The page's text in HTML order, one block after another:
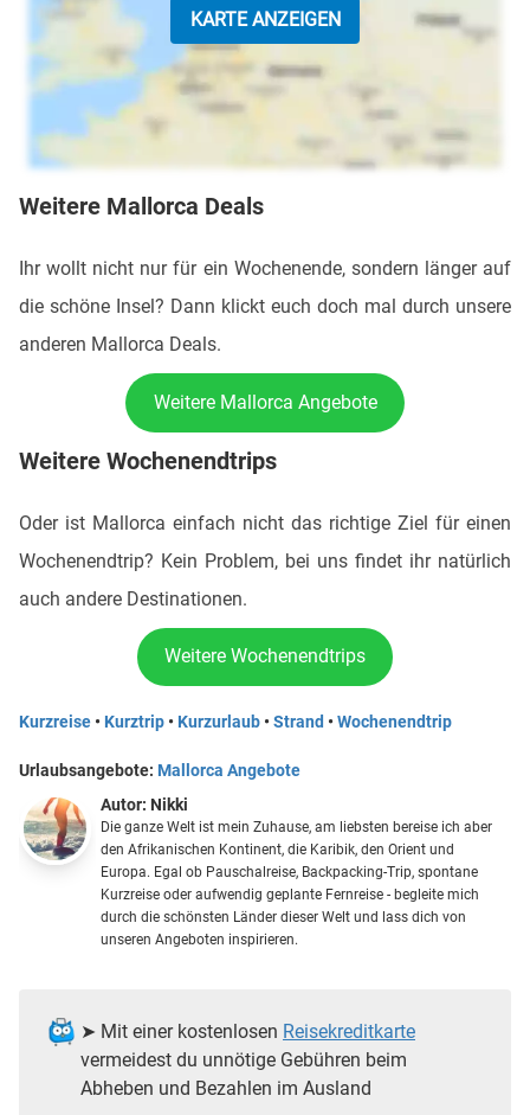
KARTE ANZEIGEN
Weitere Mallorca Deals
Ihr wollt nicht nur für ein Wochenende, sondern länger auf
die schöne Insel? Dann klickt euch doch mal durch unsere
anderen Mallorca Deals.
Weitere Mallorca Angebote
Weitere Wochenendtrips
Oder ist Mallorca einfach nicht das richtige Ziel für einen
Wochenendtrip? Kein Problem, bei uns findet ihr natürlich
auch andere Destinationen.
Weitere Wochenendtrips
Kurzreise • Kurztrip • Kurzurlaub •Strand •Wochenendtrip
Urlaubsangebote: Mallorca Angebote
Autor: Nikki
Die ganze Welt ist mein Zuhause, am liebsten bereise ich aber
den Afrikanischen Kontinent, die Karibik, den Orient und
Europa. Egal ob Pauschalreise, Backpacking-Trip, spontane
Kurzreise oder aufwendig geplante Fernreise - begleite mich
durch die schönsten Länder dieser Welt und lass dich von
unseren Angeboten inspirieren.
➤ Mit einer kostenlosen Reisekreditkarte
vermeidest du unnötige Gebühren beim
Abheben und Bezahlen im Ausland